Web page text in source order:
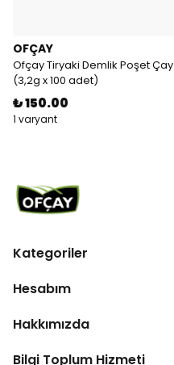
OFÇAY
Ofçay Tiryaki Demlik Poşet Çay
(3,2g x 100 adet)
₺ 150.00
1 varyant
Kategoriler
Hesabım
Hakkımızda
Bilgi Toplum Hizmeti